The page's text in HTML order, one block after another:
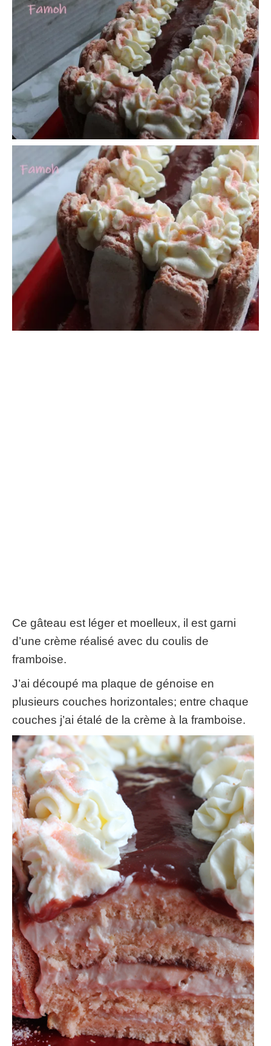
Ce gâteau est léger et moelleux, il est garni
d’une crème réalisé avec du coulis de
framboise.
J’ai découpé ma plaque de génoise en
plusieurs couches horizontales; entre chaque
couches j’ai étalé de la crème à la framboise.